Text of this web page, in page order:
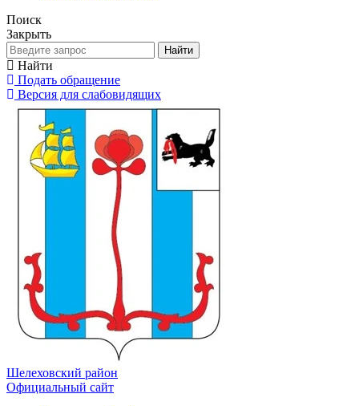
Поиск
Закрыть
Найти
Найти
Подать обращение
Версия для слабовидящих
Шелеховский район
Официальный сайт